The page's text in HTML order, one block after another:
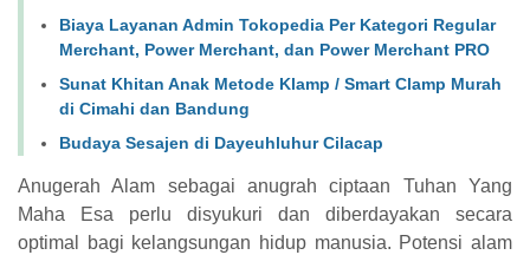
Biaya Layanan Admin Tokopedia Per Kategori Regular
Merchant, Power Merchant, dan Power Merchant PRO
Sunat Khitan Anak Metode Klamp / Smart Clamp Murah
di Cimahi dan Bandung
Budaya Sesajen di Dayeuhluhur Cilacap
Anugerah Alam sebagai anugrah ciptaan Tuhan Yang
Maha Esa perlu disyukuri dan diberdayakan secara
optimal bagi kelangsungan hidup manusia. Potensi alam